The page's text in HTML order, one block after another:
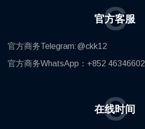
官方客服
C
官方商务Telegram:@ckk12
官方商务WhatsApp：+852 46346602
在线时间
C